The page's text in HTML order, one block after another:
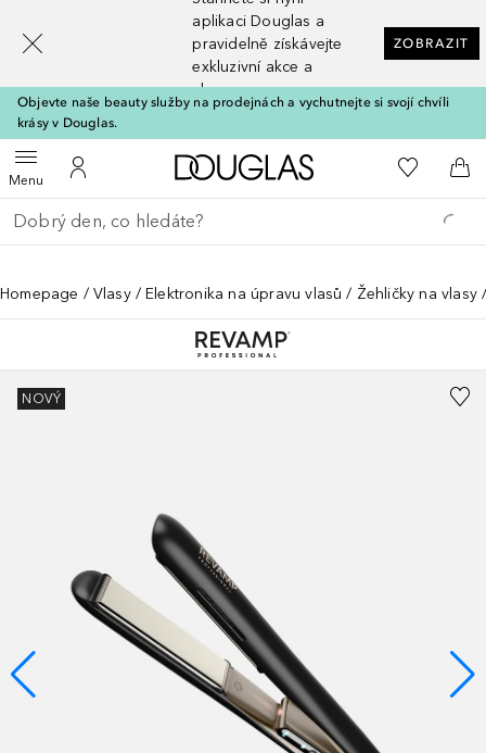
aplikaci Douglas a
pravidelně získávejte
exkluzivní akce a
slevy
ZOBRAZIT
Objevte naše beauty služby na prodejnách a vychutnejte si svojí chvíli
krásy v Douglas.
MenuOtevřít menuK mému účtu
Domů K mému
Do
Vraťte se
Proveďte vyhledávání
Homepage Vlasy Elektronika na úpravu vlasů Žehličky na vlasy
NOVÝ
[navigation.slideout.screenreader]